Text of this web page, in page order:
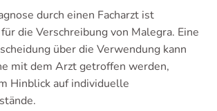
durch einen Facharzt ist
die Verschreibung von Malegra. Eine
über die Verwendung kann
mit dem Arzt getroffen werden,
Hinblick auf individuelle